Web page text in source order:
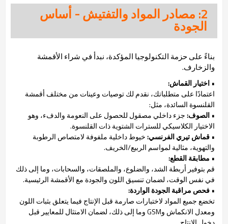
2: مصادر المواد والتفتيش - أساس
الجودة
بناءً على حزمة التكنولوجيا المؤكدة، نبدأ في شراء الأقمشة
والزخارف.
• اختيار القماش:
اعتمادًا على متطلباتك، نقدم لك توصيات وعينات من مختلف أقمشة
القلنسوة السائدة، مثل:
• الصوف:جزء داخلي مصقول للحصول على النعومة والدفء، وهو
الاختيار الكلاسيكي للسترات الشتوية ذات القلنسوة.
• قماش تيري الفرنسي:خيوط داخلية ملفوفة لامتصاص الرطوبة
والتهوية، مثالية لمواسم الربيع/الخريف.
• مطابقة القطع:
قم بتوفير أربطة الشد، والضلوع، والملصقات، والسحابات، وما إلى ذلك
في نفس الوقت، لضمان تنسيق اللون والجودة مع الأقمشة الرئيسية.
• فحص مراقبة الجودة الواردة:
تخضع جميع المواد لاختبارات صارمة قبل الإنتاج فيما يتعلق بثبات اللون
ومعدل الانكماش وGSM وما إلى ذلك، لضمان الامتثال للمعايير قبل